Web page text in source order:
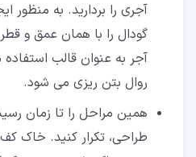
آجری را بردارید. به منظور
گودال را با همان عمق و
آجر به عنوان قالب
روال بتن ریزی می شود.
همین مراحل را تا زمان